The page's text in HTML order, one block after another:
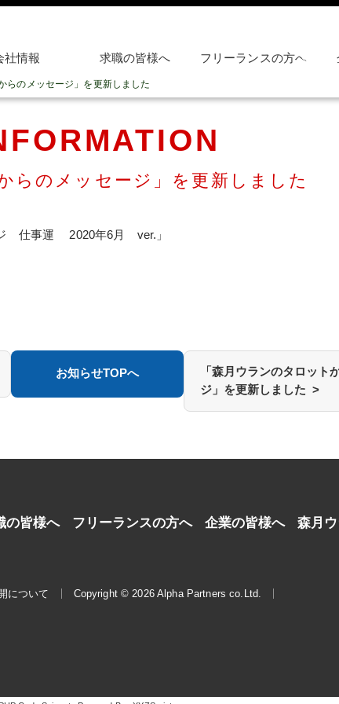
社情報 求職の皆様へ フリーランスの方へ
らのメッセージ」を更新しました
らのメッセージ」を更新しました
ジ 仕事運 2020年6月 ver.」
お知らせTOPへ
「森月ウランのタロット
ジ」を更新しました >
の皆様へ フリーランスの方へ 企業の皆様へ 森月
について Copyright © 2026 Alpha Partners co.Ltd.